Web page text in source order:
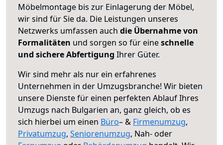
Möbelmontage bis zur Einlagerung der Möbel,
wir sind für Sie da. Die Leistungen unseres
Netzwerks umfassen auch die Übernahme von
Formalitäten und sorgen so für eineschnelle
und sichere Abfertigung Ihrer Güter.
Wir sind mehr als nur ein erfahrenes
Unternehmen in der Umzugsbranche! Wir bieten
unsere Dienste für einen perfekten Ablauf Ihres
Umzugs nach Bulgarien an, ganz gleich, ob es
sich hierbei um einen Büro– & Firmenumzug,
Privatumzug, Seniorenumzug, Nah- oder